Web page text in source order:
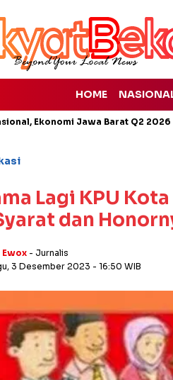
HOME
Ekonomi Jawa Barat Q2 2026
Lagi KPU
dan
Ewox - Jurnalis
3 Desember 2023 - 16:50 WIB